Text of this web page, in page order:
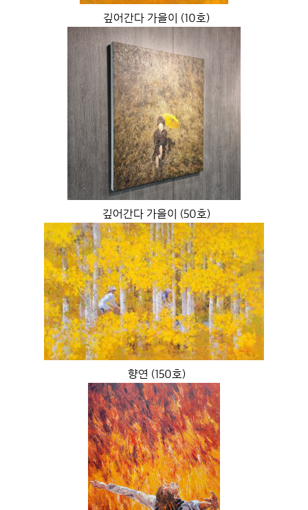
깊어간다 가을이 (10호)
깊어간다 가을이 (50호)
향연 (150호)